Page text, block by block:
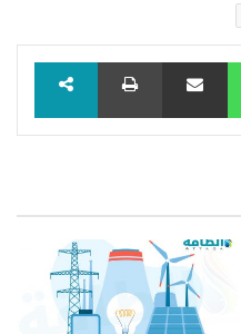
WhatsAppمشاركة عبر البريد طباعة